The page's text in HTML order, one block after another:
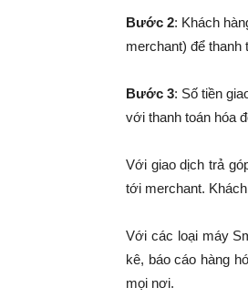
Bước 2: Khách
merchant) để thanh
Bước 3: Số tiền
với thanh toán hóa
Với giao dịch trả
tới merchant.
Với các loại máy
kê, báo cáo hàng
mọi nơi.